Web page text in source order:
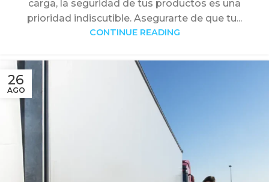
carga, la seguridad de tus productos es una
prioridad indiscutible. Asegurarte de que tu...
CONTINUE READING
26
AGO